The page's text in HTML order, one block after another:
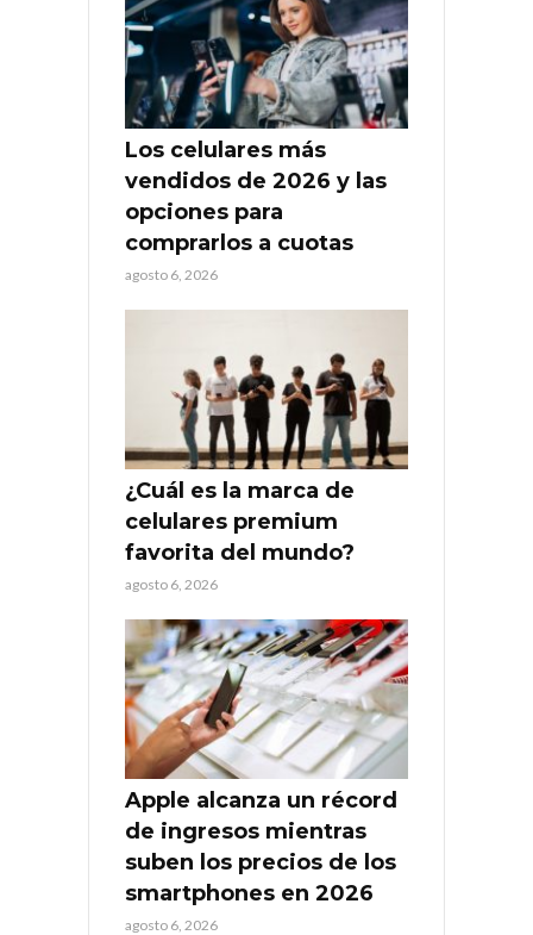
Los celulares más
vendidos de 2026 y las
opciones para
comprarlos a cuotas
agosto 6, 2026
¿Cuál es la marca de
celulares premium
favorita del mundo?
agosto 6, 2026
Apple alcanza un récord
de ingresos mientras
suben los precios de los
smartphones en 2026
agosto 6, 2026